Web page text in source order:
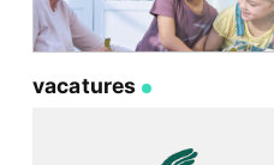
vacatures